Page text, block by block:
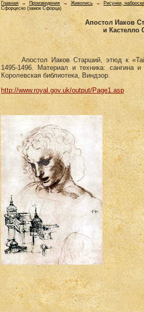
Главная→ Произведения → Живопись → Рисунки,
Сфорцеско (замок Сфорца)
Апостол Иаков
и Кастелло
Апостол Иаков Старший, этюд к
1495-1496. Материал и техника:
Королевская библиотека, Виндзор.
http://www.royal.gov.uk/output/Page1.asp